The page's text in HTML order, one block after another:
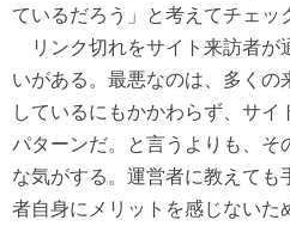
ているだろう」と考えてチェッ
リンク切れをサイト来訪者が
いがある。最悪なのは、多く
しているにもかかわらず、サ
パターンだ。と言うよりも、そ
な気がする。運営者に教えて
者自身にメリットを感じないた